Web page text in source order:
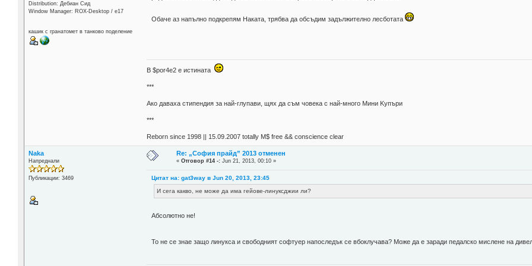
Distribution: Дебиан Сид
Window Manager: ROX-Desktop / е17
кашик с гранатомет в танково поделение
Обаче аз напълно подкрепям Наката, трябва да обсъдим задължително лесботата
В $por4e2 e истината
***
Aко даваха стипендия за най-глупави, щях да съм човека с най-много Mини Kупъри
***
Reborn since 1998 || 15.09.2007 totally М$ free && conscience clear
Naka
Напреднали
Публикации: 3469
Re: „София прайд” 2013 отменен
«Отговор #14 -: Jun 21, 2013, 00:10 »
Цитат на: gat3way в Jun 20, 2013, 23:45
И сега какво, не може да има гейове-линуксджии ли?
Абсолютно не!
То не се знае защо линукса и свободният софтуер напоследък се вбоклучава? Може да е заради педалско мислене на